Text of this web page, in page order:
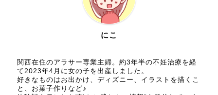
にこ
関西在住のアラサー専業主婦。約3年半の不妊治療を経
て2023年4月に女の子を出産しました。
好きなものはお出かけ、ディズニー、イラストを描くこ
と、お菓子作りなど♪